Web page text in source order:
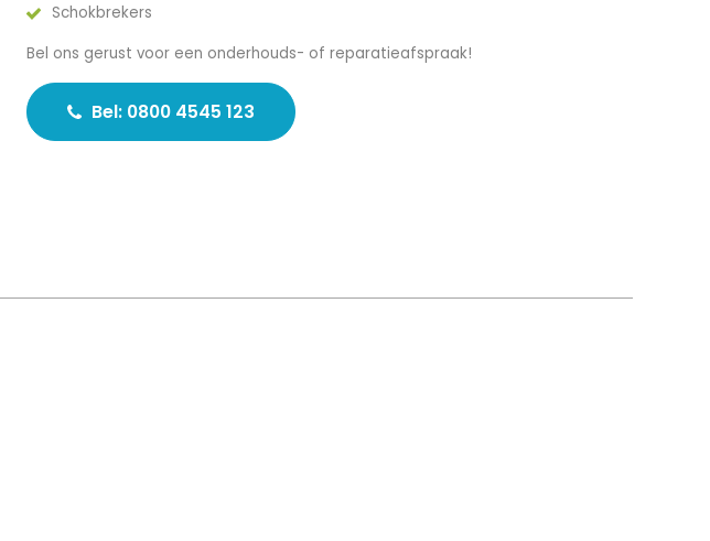
Schokbrekers
Bel ons gerust voor een onderhouds- of reparatieafspraak!
Bel: 0800 4545 123